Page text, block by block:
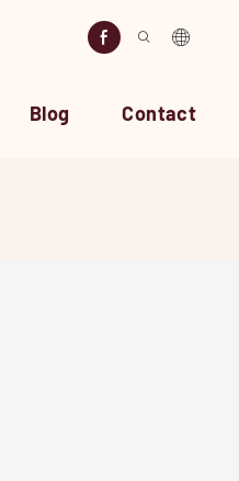
Blog Contact